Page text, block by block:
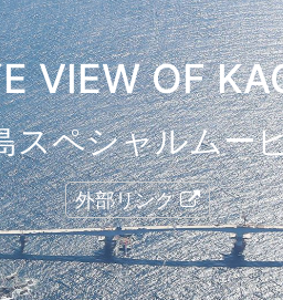
VIEW OF
スペシャルムー
外部リンク